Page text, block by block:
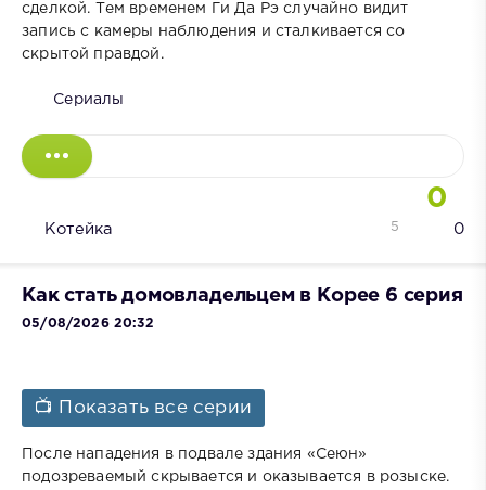
сделкой. Тем временем Ги Да Рэ случайно видит
запись с камеры наблюдения и сталкивается со
скрытой правдой.
Сериалы
0
Котейка 0
5
Как стать домовладельцем в Корее 6 серия
05/08/2026 20:32
📺 Показать все серии
После нападения в подвале здания «Сеюн»
подозреваемый скрывается и оказывается в розыске.